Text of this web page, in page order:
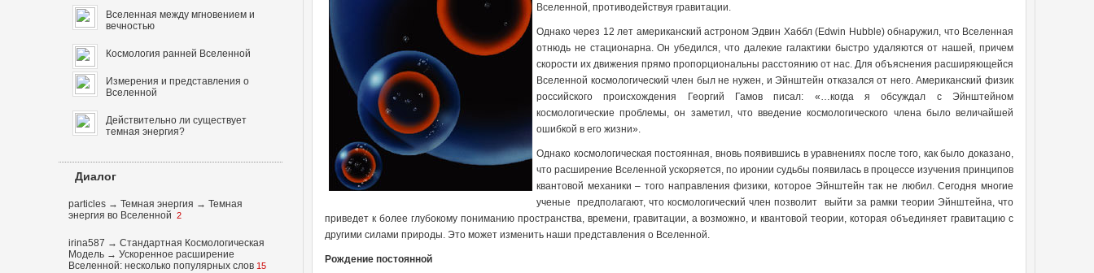
Вселенной, противодействуя гравитации.
Однако через 12 лет американский астроном Эдвин Хаббл (Edwin Hubble) обнаружил, что Вселенная
отнюдь не стационарна. Он убедился, что далекие галактики быстро удаляются от нашей, причем
скорости их движения прямо пропорциональны расстоянию от нас. Для объяснения расширяющейся
Вселенной космологический член был не нужен, и Эйнштейн отказался от него. Американский физик
российского происхождения Георгий Гамов писал: «…когда я обсуждал с Эйнштейном
космологические проблемы, он заметил, что введение космологического члена было величайшей
ошибкой в его жизни».
Однако космологическая постоянная, вновь появившись в уравнениях после того, как было доказано,
что расширение Вселенной ускоряется, по иронии судьбы появилась в процессе изучения принципов
квантовой механики – того направления физики, которое Эйнштейн так не любил. Сегодня многие
ученые предполагают, что космологический член позволит выйти за рамки теории Эйнштейна, что
приведет к более глубокому пониманию пространства, времени, гравитации, а возможно, и квантовой теории, которая объединяет гравитацию с
другими силами природы. Это может изменить наши представления о Вселенной.
Рождение постоянной
Вселенная между мгновением и
вечностью
Космология ранней Вселенной
Измерения и представления о
Вселенной
Действительно ли существует
темная энергия?
Диалог
particles → Темная энергия → Темная
энергия во Вселенной 2
irina587 → Стандартная Космологическая
Модель → Ускоренное расширение
Вселенной: несколько популярных слов 15